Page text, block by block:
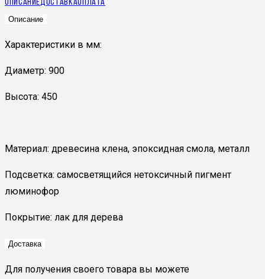
ОписаниеДоставкаОплата
Описание
Характеристики в мм:
Диаметр: 900
Высота: 450
Материал: древесина клена, эпоксидная смола, металл
Подсветка: самосветящийся нетоксичный пигмент
люминофор
Покрытие: лак для дерева
Доставка
Для получения своего товара вы можете